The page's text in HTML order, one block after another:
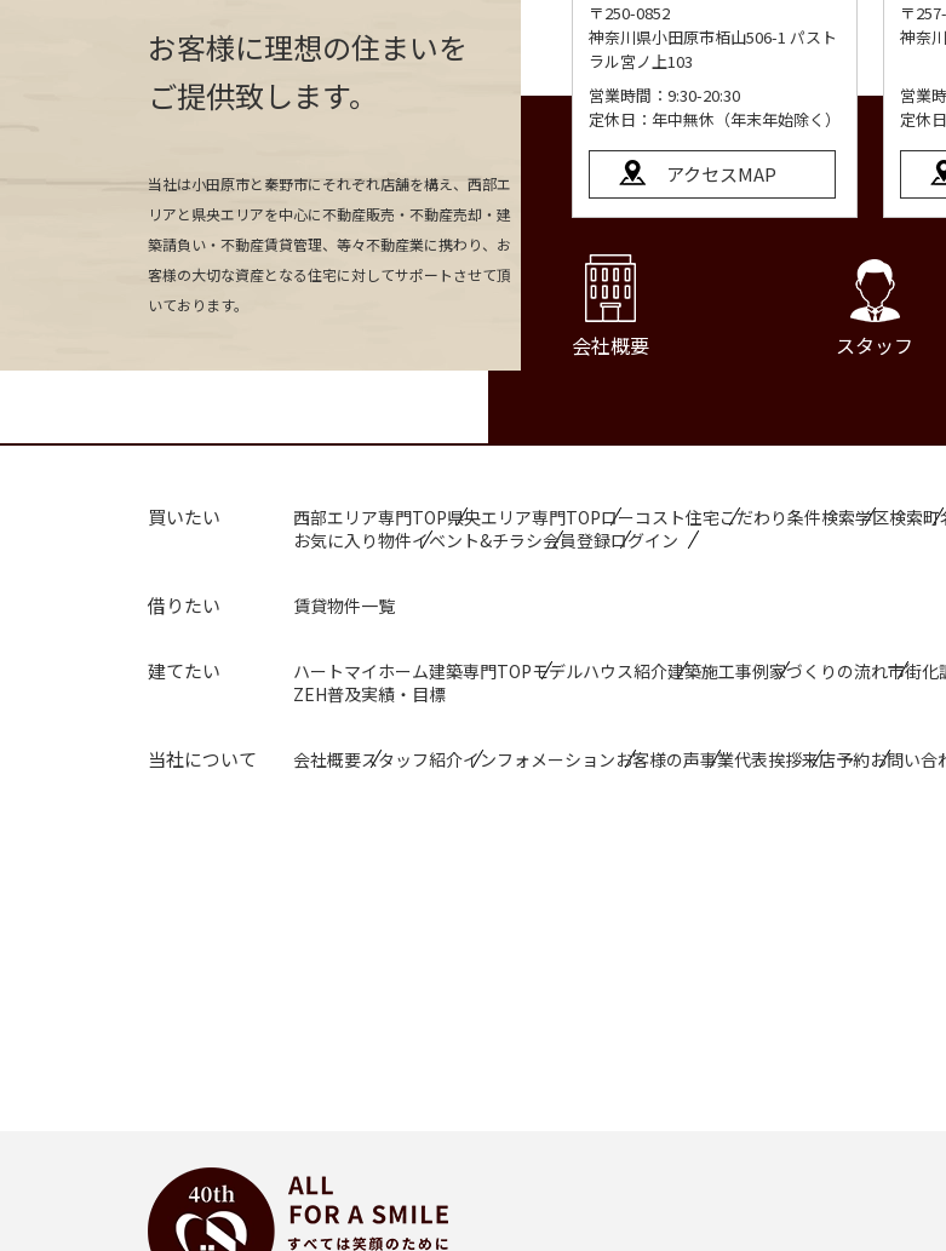
〒 250-0852
神奈川県小田原市栢山506-1 パ
お客様に理想の住まいを
ご提供致します。
当社は小田原市と秦野市にそれぞれ店舗を構え、西部エ
リアと県央エリアを中心に不動産販売・不動産売却・建
築請負い・不動産賃貸管理、等々不動産業に携わり、お
客様の大切な資産となる住宅に対してサポートさせて頂
いております。
〒250-0852
神奈川県小田原市栢山506-1 パスト
ラル宮ノ上103
営業時間：9:30-20:30
定休日：年中無休（年末年始除く）
アクセスMAP
〒
神奈
営業
定休
会社概要 スタッフ
買いたい 西部エリア専門TOP県央エリア専門TOPローコスト住宅こだわり条件検索学区検索町
お気に入り物件イベント&チラシ会員登録ログイン
借りたい 賃貸物件一覧
建てたい ハートマイホーム建築専門TOPモデルハウス紹介建築施工事例家づくりの流れ市街化
ZEH普及実績・目標
当社について 会社概要スタッフ紹介インフォメーションお客様の声事業代表挨拶来店予約お問い合